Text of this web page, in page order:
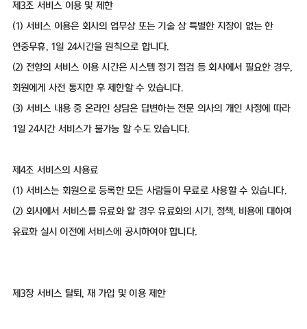
제3조 서비스 이용 및 제한
(1) 서비스 이용은 회사의 업무상 또는 기술 상 특별한 지장이 없는 한
연중무휴, 1일 24시간을 원칙으로 합니다.
(2) 전항의 서비스 이용 시간은 시스템 정기 점검 등 회사에서 필요한 경우,
회원에게 사전 통지한 후 제한할 수 있습니다.
(3) 서비스 내용 중 온라인 상담은 답변하는 전문 의사의 개인 사정에 따라
1일 24시간 서비스가 불가능 할 수도 있습니다.
제4조 서비스의 사용료
(1) 서비스는 회원으로 등록한 모든 사람들이 무료로 사용할 수 있습니다.
(2) 회사에서 서비스를 유료화 할 경우 유료화의 시기, 정책, 비용에 대하여
유료화 실시 이전에 서비스에 공시하여야 합니다.
제3장 서비스 탈퇴, 재 가입 및 이용 제한